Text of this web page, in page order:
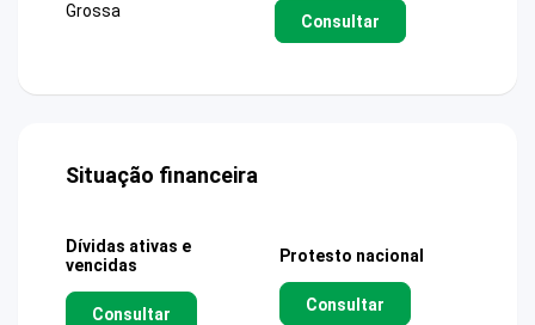
Grossa
Consultar
Situação financeira
Dívidas ativas e
vencidas
Consultar
Protesto nacional
Consultar